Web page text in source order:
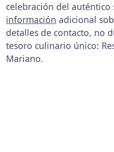
celebración del auténtico
información adicional
detalles de contacto, no
tesoro culinario único:
Mariano.